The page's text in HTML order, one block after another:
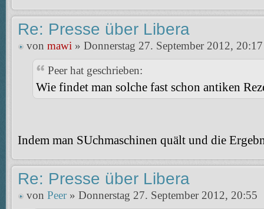
Re: Presse über Libera
von mawi » Donnerstag 27. September 2012, 20:17
Peer hat geschrieben:
Wie findet man solche fast schon antiken
Indem man SUchmaschinen quält und die
Re: Presse über Libera
von Peer» Donnerstag 27. September 2012, 20:55